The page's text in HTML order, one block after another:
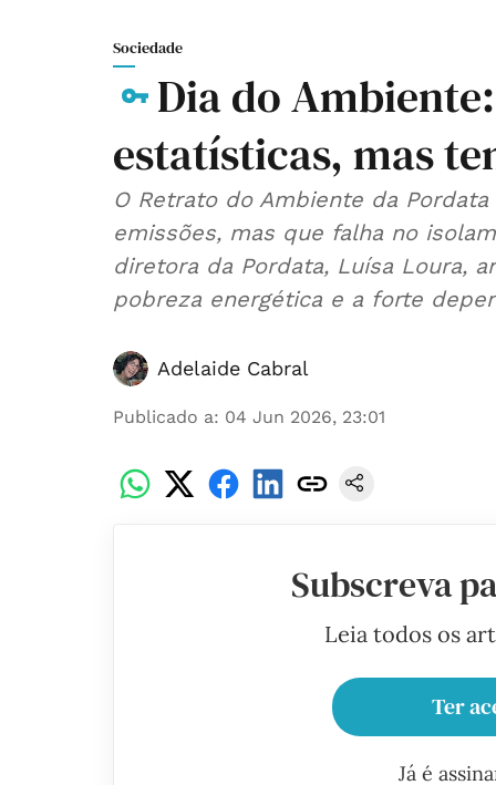
Sociedade
Dia do
estatísticas, mas
O Retrato do Ambiente da
emissões, mas que falha no
diretora da Pordata, Luísa Loura,
pobreza energética e a forte
Adelaide Cabral
Publicado a: 04 Jun 2026, 23:01
Subscreva
Leia todos os
Ter
Já é